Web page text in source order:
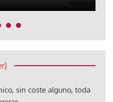
sin coste alguno, toda